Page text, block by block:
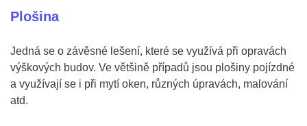
Plošina
Jedná se o závěsné lešení, které se využívá při opravách
výškových budov. Ve většině případů jsou plošiny pojízdné
a využívají se i při mytí oken, různých úpravách, malování
atd.